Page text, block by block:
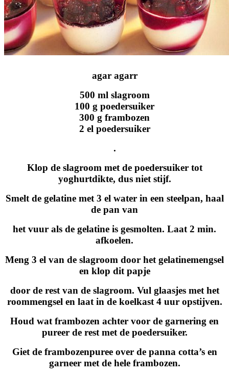
agar agarr
500 ml slagroom
100 g poedersuiker
300 g frambozen
2 el poedersuiker
.
Klop de slagroom met de poedersuiker tot
yoghurtdikte, dus niet stijf.
Smelt de gelatine met 3 el water in een steelpan, haal
de pan van
het vuur als de gelatine is gesmolten. Laat 2 min.
afkoelen.
Meng 3 el van de slagroom door het gelatinemengsel
en klop dit papje
door de rest van de slagroom. Vul glaasjes met het
roommengsel en laat in de koelkast 4 uur opstijven.
Houd wat frambozen achter voor de garnering en
pureer de rest met de poedersuiker.
Giet de frambozenpuree over de panna cotta’s en
garneer met de hele frambozen.